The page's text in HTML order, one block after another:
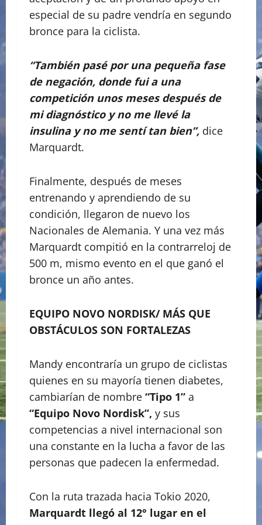
especial de su padre vendría en segundo
bronce para la ciclista.
“También pasé por una pequeña fase
de negación, donde fui a una
competición unos meses después de
mi diagnóstico y no me llevé la
insulina y no me sentí tan bien”, dice
Marquardt.
Finalmente, después de meses
entrenando y aprendiendo de su
condición, llegaron de nuevo los
Nacionales de Alemania. Y una vez más
Marquardt compitió en la contrarreloj de
500 m, mismo evento en el que ganó el
bronce un año antes.
EQUIPO NOVO NORDISK/ MÁS QUE
OBSTÁCULOS SON FORTALEZAS
Mandy encontraría un grupo de ciclistas
quienes en su mayoría tienen diabetes,
cambiarían de nombre “Tipo 1” a
“Equipo Novo Nordisk”, y sus
competencias a nivel internacional son
una constante en la lucha a favor de las
personas que padecen la enfermedad.
Con la ruta trazada hacia Tokio 2020,
Marquardt llegó al 12° lugar en el